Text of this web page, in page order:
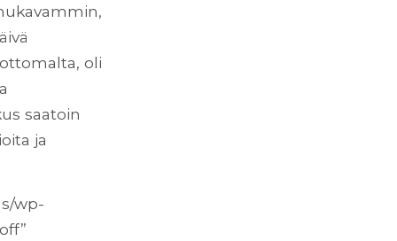
oli
saatoin
ja
wp-